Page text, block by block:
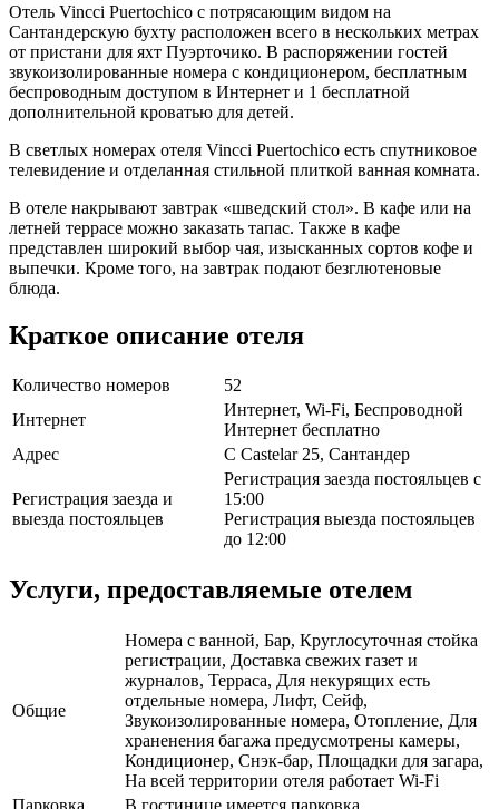
Отель Vincci Puertochico с потрясающим видом на
Сантандерскую бухту расположен всего в нескольких метрах
от пристани для яхт Пуэрточико. В распоряжении гостей
звукоизолированные номера с кондиционером, бесплатным
беспроводным доступом в Интернет и 1 бесплатной
дополнительной кроватью для детей.
В светлых номерах отеля Vincci Puertochico есть спутниковое
телевидение и отделанная стильной плиткой ванная комната.
В отеле накрывают завтрак «шведский стол». В кафе или на
летней террасе можно заказать тапас. Также в кафе
представлен широкий выбор чая, изысканных сортов кофе и
выпечки. Кроме того, на завтрак подают безглютеновые
блюда.
Краткое описание отеля
Количество номеров
52
Интернет
Интернет, Wi-Fi, Беспроводной
Интернет бесплатно
Адрес
C Castelar 25, Сантандер
Регистрация заезда и
выезда постояльцев
Регистрация заезда постояльцев с
15:00
Регистрация выезда постояльцев
до 12:00
Услуги, предоставляемые отелем
Общие
Номера с ванной, Бар, Круглосуточная стойка
регистрации, Доставка свежих газет и
журналов, Терраса, Для некурящих есть
отдельные номера, Лифт, Сейф,
Звукоизолированные номера, Отопление, Для
храненения багажа предусмотрены камеры,
Кондиционер, Снэк-бар, Площадки для загара,
На всей территории отеля работает Wi-Fi